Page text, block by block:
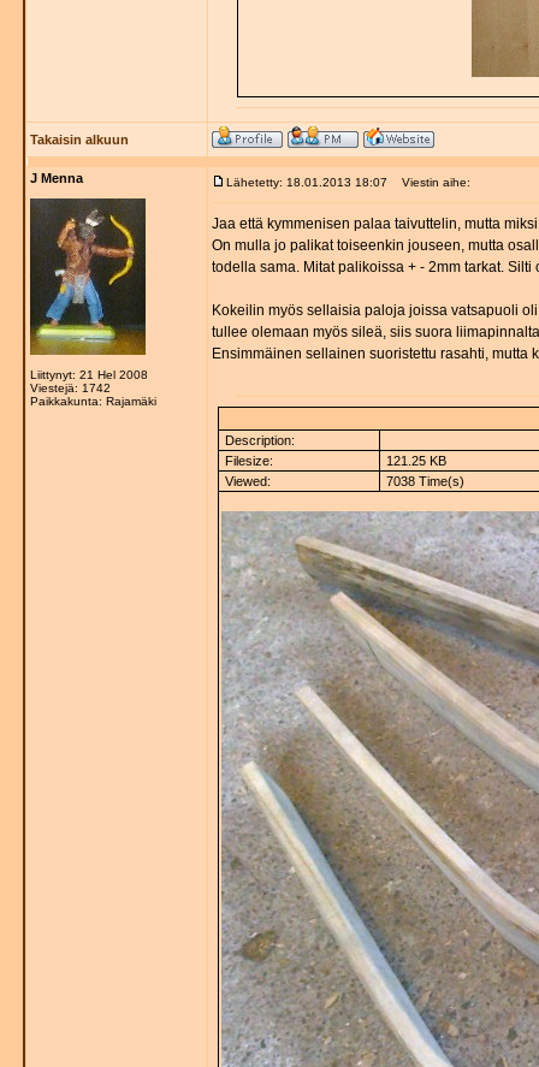
Takaisin alkuun
J Menna
Liittynyt: 21 Hel 2008
Viestejä: 1742
Paikkakunta: Rajamäki
Lähetetty: 18.01.2013 18:07 Viestin aihe:
Jaa että kymmenisen palaa taivuttelin, mutta
On mulla jo palikat toiseenkin jouseen, mutta
todella sama. Mitat palikoissa + - 2mm tarkat.
Kokeilin myös sellaisia paloja joissa vatsapuoli
tullee olemaan myös sileä, siis suora
Ensimmäinen sellainen suoristettu rasahti, mutta
Description:
Filesize:
121.25 KB
Viewed:
7038 Time(s)